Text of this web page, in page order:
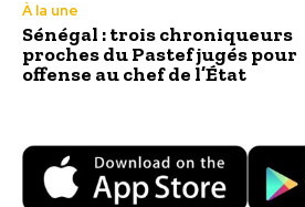
À la une
Sénégal : trois chroniqueurs
proches du Pastef jugés pour
offense au chef de l’État